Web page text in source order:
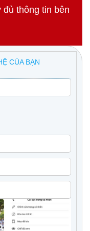
thông tin bên
CỦA BẠN